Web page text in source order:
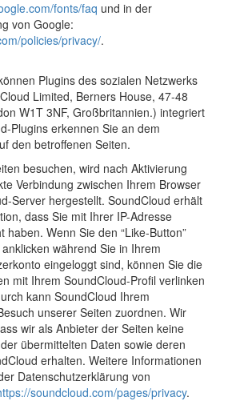
fonts/faq und in der
von Google:
policies/privacy/.
Plugins des sozialen Netzwerks
Limited, Berners House, 47-48
W1T 3NF, Großbritannien.) integriert
Plugins erkennen Sie an dem
den betroffenen Seiten.
besuchen, wird nach Aktivierung
Verbindung zwischen Ihrem Browser
Server hergestellt. SoundCloud erhält
dass Sie mit Ihrer IP-Adresse
haben. Wenn Sie den “Like-Button”
während Sie in Ihrem
eingeloggt sind, können Sie die
mit Ihrem SoundCloud-Profil verlinken
kann SoundCloud Ihrem
unserer Seiten zuordnen. Wir
wir als Anbieter der Seiten keine
übermittelten Daten sowie deren
erhalten. Weitere Informationen
Datenschutzerklärung von
soundcloud.com/pages/privacy.